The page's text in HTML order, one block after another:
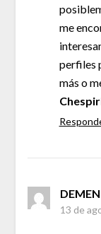
me
perfiles
más o
13 de